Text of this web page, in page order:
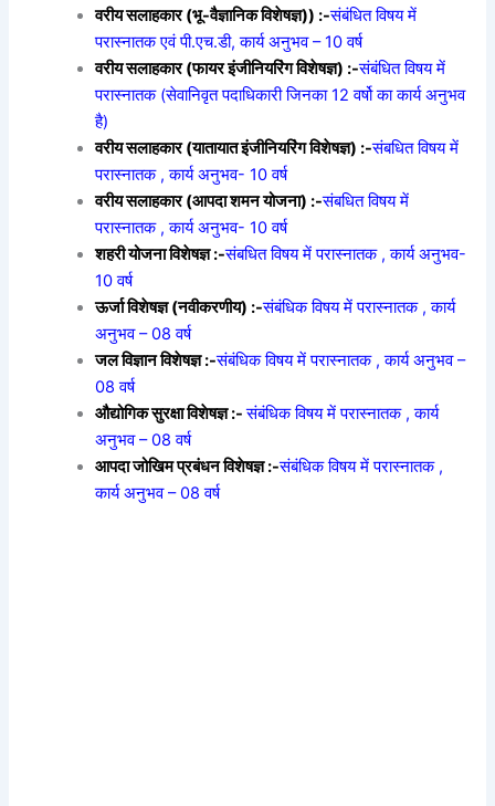
वरीय सलाहकार (भू-वैज्ञानिक विशेषज्ञ)) :-संबंधित विषय में
परास्नातक एवं पी.एच.डी, कार्य अनुभव – 10 वर्ष
वरीय सलाहकार (फायर इंजीनियरिंग विशेषज्ञ) :-संबंधित विषय में
परास्नातक (सेवानिवृत पदाधिकारी जिनका 12 वर्षो का कार्य अनुभव
है)
वरीय सलाहकार (यातायात इंजीनियरिंग विशेषज्ञ) :-संबधित विषय में
परास्नातक , कार्य अनुभव- 10 वर्ष
वरीय सलाहकार (आपदा शमन योजना) :-संबधित विषय में
परास्नातक , कार्य अनुभव- 10 वर्ष
शहरी योजना विशेषज्ञ :-संबधित विषय में परास्नातक , कार्य अनुभव-
10 वर्ष
ऊर्जा विशेषज्ञ (नवीकरणीय) :-संबंधिक विषय में परास्नातक , कार्य
अनुभव – 08 वर्ष
जल विज्ञान विशेषज्ञ :-संबंधिक विषय में परास्नातक , कार्य अनुभव –
08 वर्ष
औद्योगिक सुरक्षा विशेषज्ञ :- संबंधिक विषय में परास्नातक , कार्य
अनुभव – 08 वर्ष
आपदा जोखिम प्रबंधन विशेषज्ञ :-संबंधिक विषय में परास्नातक ,
कार्य अनुभव – 08 वर्ष